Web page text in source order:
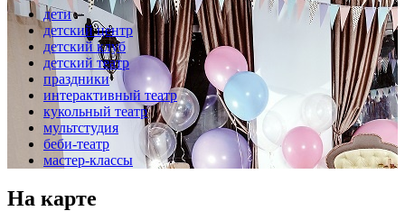
дети
детский центр
детский клуб
детский театр
праздники
интерактивный театр
кукольный театр
мультстудия
беби-театр
мастер-классы
На карте